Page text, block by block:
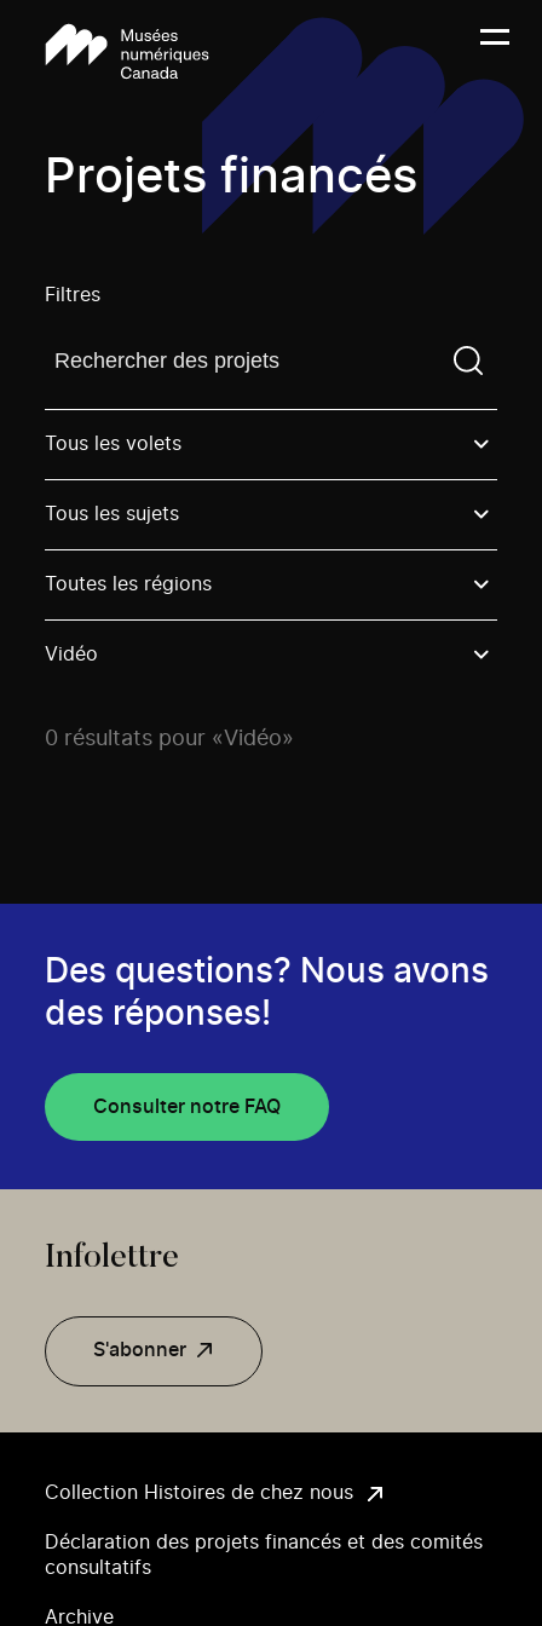
Projets financés
Filtres
Trouvez un projetVous devez saisir un terme de
Tous les volets
Tous les sujets
Toutes les régions
Vidéo
0 résultats pour «Vidéo»
Collection Histoires de chez nous
Déclaration des projets financés et des comités
consultatifs
Archive
Des questions? Nous avons
des réponses!
Consulter notre FAQ
Infolettre
S'abonner